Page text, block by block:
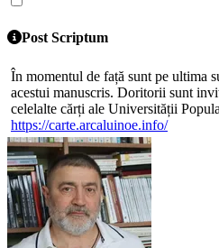
Post Scriptum
În momentul de față sunt pe ultima
acestui manuscris. Doritorii sunt
celelalte cărți ale Universității
https://carte.arcaluinoe.info/